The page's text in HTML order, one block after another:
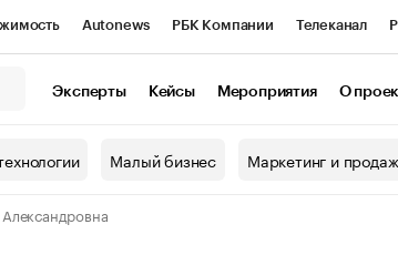
Autonews РБК Компании Телеканал
Эксперты Кейсы Мероприятия О
Малый бизнес Маркетинг и